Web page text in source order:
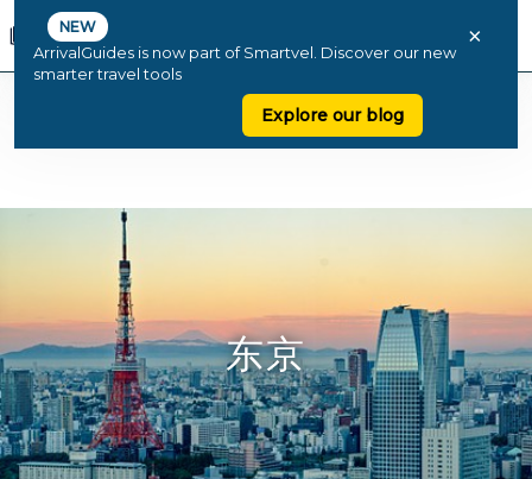
NEW
ArrivalGuides is now part of Smartvel. Discover our new
smarter travel tools
Explore our blog
×
东京